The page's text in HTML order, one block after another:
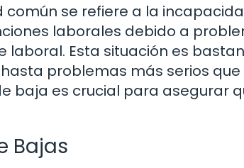
común se refiere a la
laborales debido a
laboral. Esta situación es
problemas más serios
baja es crucial para asegurar
Bajas